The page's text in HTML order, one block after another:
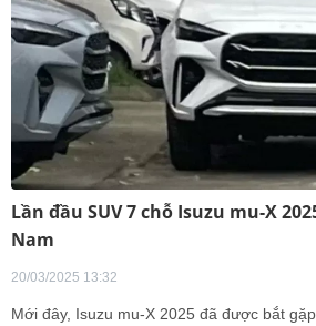
Lần đầu SUV 7 chỗ Isuzu mu-X
Nam
20/03/2025 13:32
Mới đây, Isuzu mu-X 2025 đã được bắt